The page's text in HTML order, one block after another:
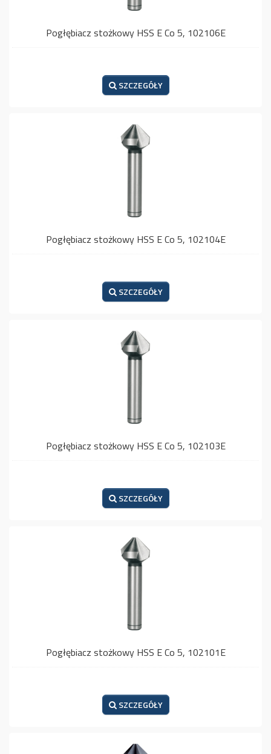
Pogłębiacz stożkowy HSS E Co 5, 102106E
SZCZEGÓŁY
Pogłębiacz stożkowy HSS E Co 5, 102104E
SZCZEGÓŁY
Pogłębiacz stożkowy HSS E Co 5, 102103E
SZCZEGÓŁY
Pogłębiacz stożkowy HSS E Co 5, 102101E
SZCZEGÓŁY